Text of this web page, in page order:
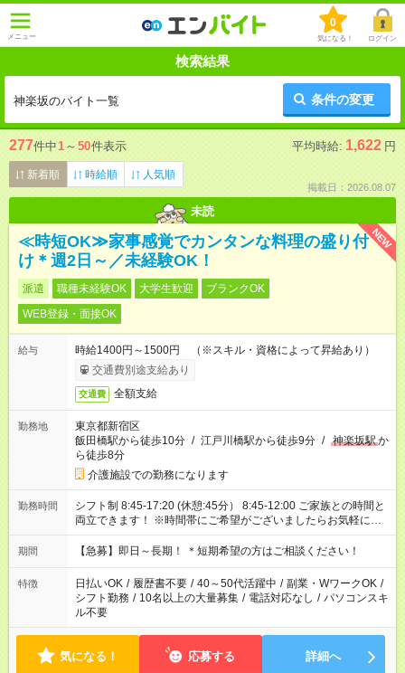
メニュー
0
気になる！ ログイン
検索結果
神楽坂のバイト一覧 条件の変更
277件中1 ～ 50件表示 平均時給: 1,622 円
新着順 時給順 人気順
掲載日：2026.08.07
未読
NEW
≪時短OK≫家事感覚でカンタンな料理の盛り付
け＊週2日～／未経験OK！
派遣 職種未経験OK 大学生歓迎
ブランクOK
WEB登録・面接OK
給与
時給1400円～1500円 （※スキル・資格によって昇給あり）
交通費別途支給あり
交通費 全額支給
勤務地
東京都新宿区
飯田橋駅から徒歩10分 / 江戸川橋駅から徒歩9分 / 神楽坂駅か
ら徒歩8分
介護施設での勤務になります
勤務時間
シフト制 8:45-17:20 (休憩:45分） 8:45-12:00 ご家族との時間と
両立できます！ ※時間帯にご希望がございましたらお気軽にご
相談ください。
期間 【急募】即日～長期！ ＊短期希望の方はご相談ください！
特徴 日払いOK / 履歴書不要 / 40～50代活躍中 / 副業・WワークOK /
シフト勤務 / 10名以上の大量募集 / 電話対応なし / パソコンスキ
ル不要
気になる！ 応募する 詳細へ